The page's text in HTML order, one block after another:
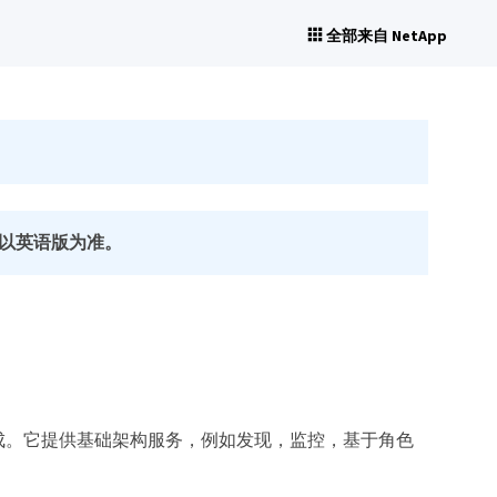
全部来自 NetApp
英语版为准。
它提供基础架构服务，例如发现，监控，基于角色